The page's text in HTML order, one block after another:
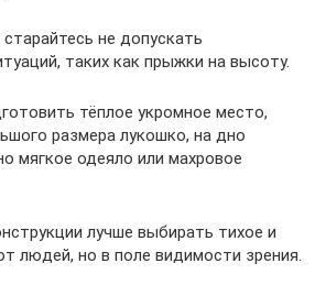
не допускать
таких как прыжки на высоту.
тёплое укромное место,
размера лукошко, на дно
мягкое одеяло или махровое
лучше выбирать тихое и
людей, но в поле видимости зрения.